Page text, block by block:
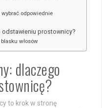
odpowiednie
prostownicy?
włosów
dlaczego
to krok w stronę